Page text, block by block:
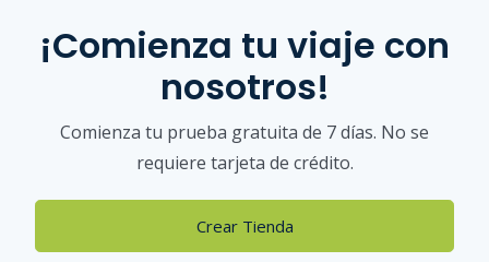
¡Comienza tu viaje con
nosotros!
Comienza tu prueba gratuita de 7 días. No se
requiere tarjeta de crédito.
Crear Tienda